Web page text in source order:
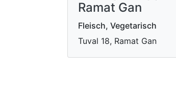
Ramat Gan
Fleisch, Vegetarisch
Tuval 18, Ramat Gan